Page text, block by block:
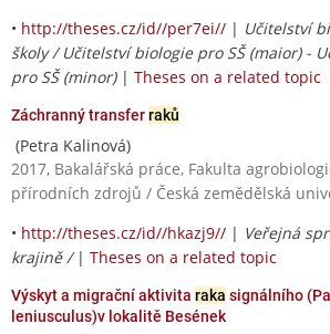
• http://theses.cz/id//per7ei// | Učitelství
školy / Učitelství biologie pro SŠ (maior) -
pro SŠ (minor)| Theses on a related topic
Záchranný transferraků
(Petra Kalinová)
2017, Bakalářská práce, Fakulta
přírodních zdrojů / Česká zemědělská
• http://theses.cz/id//hkazj9// | Veřejná
krajině / | Theses on a related topic
Výskyt a migrační aktivita raka signálního
leniusculus)v lokalitě Besének